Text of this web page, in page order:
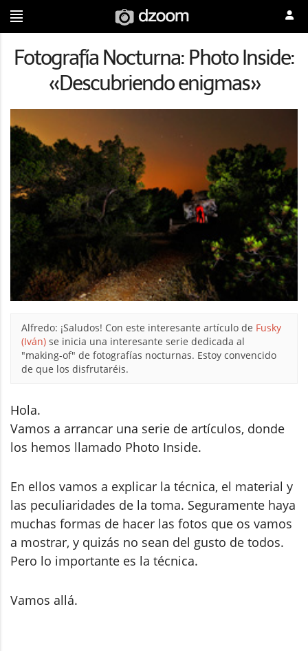
Fotografía Nocturna: Photo Inside:
«Descubriendo enigmas»
Alfredo: ¡Saludos! Con este interesante artículo de Fusky
(Iván) se inicia una interesante serie dedicada al
"making-of" de fotografías nocturnas. Estoy convencido
de que los disfrutaréis.
Hola.
Vamos a arrancar una serie de artículos, donde
los hemos llamado Photo Inside.
En ellos vamos a explicar la técnica, el material y
las peculiaridades de la toma. Seguramente haya
muchas formas de hacer las fotos que os vamos
a mostrar, y quizás no sean del gusto de todos.
Pero lo importante es la técnica.
Vamos allá.